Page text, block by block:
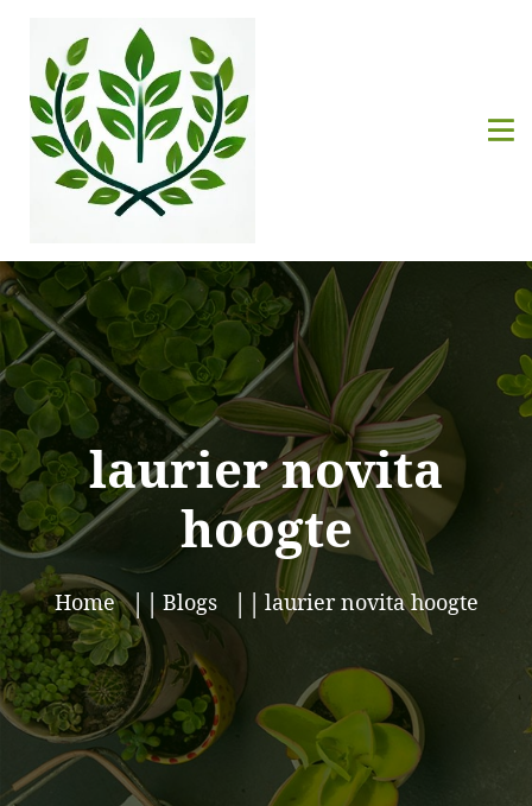
laurier novita
hoogte
Home Blogs laurier novita hoogte